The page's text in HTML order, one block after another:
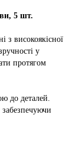
5 шт.
з високоякісної
у
протягом
до деталей.
забезпечуючи